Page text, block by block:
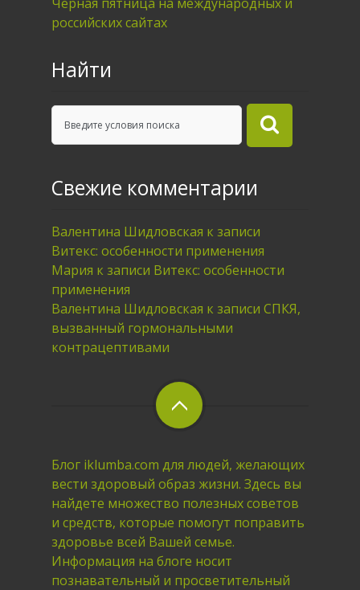
российских сайтах
Найти
Свежие комментарии
Валентина Шидловская к записи
Витекс: особенности применения
Мария к записи Витекс: особенности
применения
Валентина Шидловская к записи СПКЯ,
вызванный гормональными
контрацептивами
Блог iklumba.com для людей, желающих
вести здоровый образ жизни. Здесь вы
найдете множество полезных советов
и средств, которые помогут поправить
здоровье всей Вашей семье.
Информация на блоге носит
познавательный и просветительный